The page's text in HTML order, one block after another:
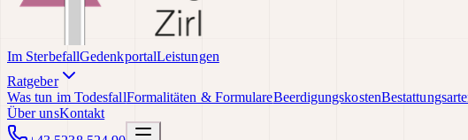
Im SterbefallGedenkportalLeistungen
Ratgeber
Was tun im TodesfallFormalitäten & FormulareBeerdigungskosten
Über unsKontakt